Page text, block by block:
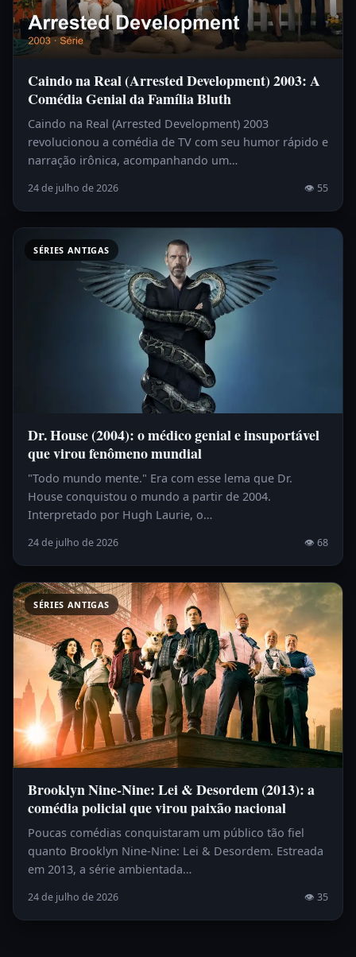
Caindo na Real (Arrested Development) 2003: A
Comédia Genial da Família Bluth
Caindo na Real (Arrested Development) 2003
revolucionou a comédia de TV com seu humor rápido e
narração irônica, acompanhando um…
24 de julho de 2026 👁 55
SÉRIES ANTIGAS
Dr. House (2004): o médico genial e insuportável
que virou fenômeno mundial
"Todo mundo mente." Era com esse lema que Dr.
House conquistou o mundo a partir de 2004.
Interpretado por Hugh Laurie, o…
24 de julho de 2026 👁 68
SÉRIES ANTIGAS
Brooklyn Nine-Nine: Lei & Desordem (2013): a
comédia policial que virou paixão nacional
Poucas comédias conquistaram um público tão fiel
quanto Brooklyn Nine-Nine: Lei & Desordem. Estreada
em 2013, a série ambientada…
24 de julho de 2026 👁 35